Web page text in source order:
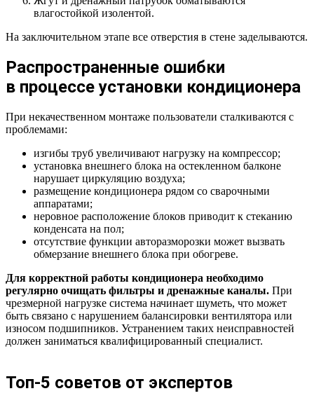
влагостойкой изолентой.
На заключительном этапе все отверстия в стене заделываются.
Распространенные ошибки
в процессе установки кондиционера
При некачественном монтаже пользователи сталкиваются с
проблемами:
изгибы труб увеличивают нагрузку на компрессор;
установка внешнего блока на остекленном балконе
нарушает циркуляцию воздуха;
размещение кондиционера рядом со сварочными
аппаратами;
неровное расположение блоков приводит к стеканию
конденсата на пол;
отсутствие функции авторазморозки может вызвать
обмерзание внешнего блока при обогреве.
Для корректной работы кондиционера необходимо
регулярно очищать фильтры и дренажные каналы. При
чрезмерной нагрузке система начинает шуметь, что может
быть связано с нарушением балансировки вентилятора или
износом подшипников. Устранением таких неисправностей
должен заниматься квалифицированный специалист.
Топ-5 советов от экспертов